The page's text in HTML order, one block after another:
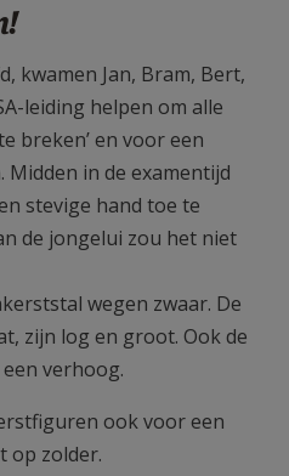
kwamen Jan, Bram, Bert,
leiding helpen om alle
breken’ en voor een
in de examentijd
stevige hand toe te
de jongelui zou het niet
wegen zwaar. De
zijn log en groot. Ook de
verhoog.
ook voor een
op zolder.